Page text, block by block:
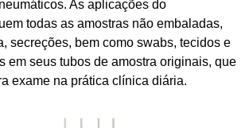
As aplicações do
todas as amostras não embaladas,
secreções, bem como swabs, tecidos e
em seus tubos de amostra originais, que
exame na prática clínica diária.